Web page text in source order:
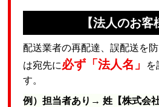
【法人のお客
配送業者の再配達、誤配送を
は宛先に必ず「法人名」
を
す。
例）担当者あり→ 姓【株式会